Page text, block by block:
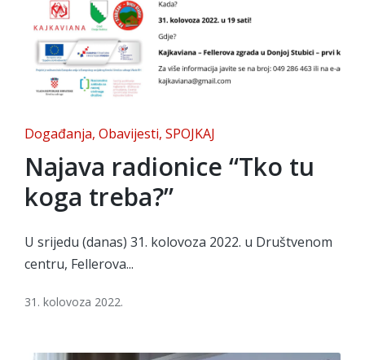
Posted
in
Događanja Obavijesti SPOJKAJ
Najava radionice “Tko tu
koga treba?”
U srijedu (danas) 31. kolovoza 2022. u Društvenom
centru, Fellerova...
31. kolovoza 2022.